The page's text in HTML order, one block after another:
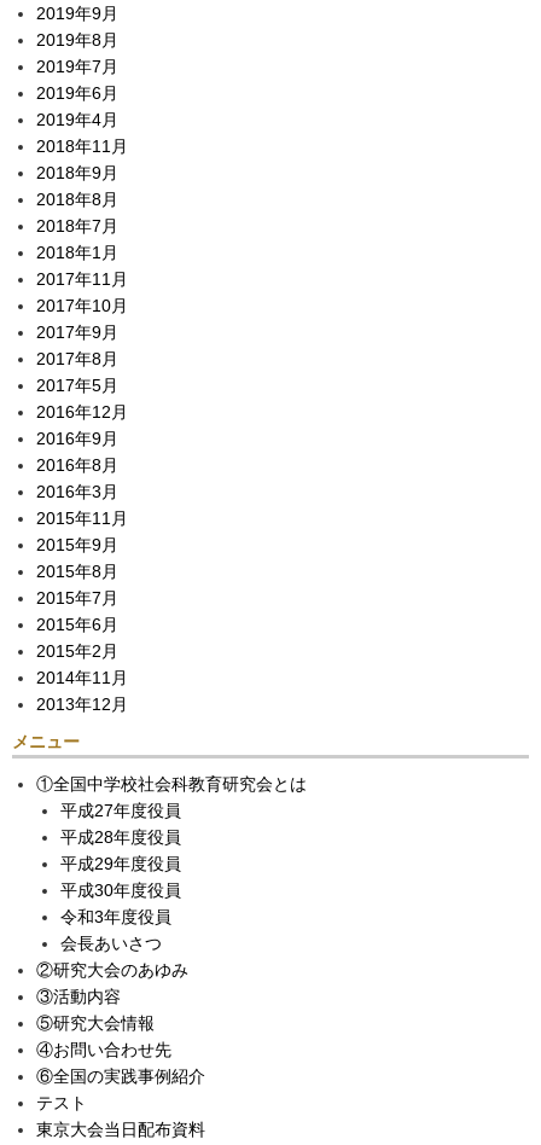
2019年9月
2019年8月
2019年7月
2019年6月
2019年4月
2018年11月
2018年9月
2018年8月
2018年7月
2018年1月
2017年11月
2017年10月
2017年9月
2017年8月
2017年5月
2016年12月
2016年9月
2016年8月
2016年3月
2015年11月
2015年9月
2015年8月
2015年7月
2015年6月
2015年2月
2014年11月
2013年12月
メニュー
①全国中学校社会科教育研究会とは
平成27年度役員
平成28年度役員
平成29年度役員
平成30年度役員
令和3年度役員
会長あいさつ
②研究大会のあゆみ
③活動内容
⑤研究大会情報
④お問い合わせ先
⑥全国の実践事例紹介
テスト
東京大会当日配布資料